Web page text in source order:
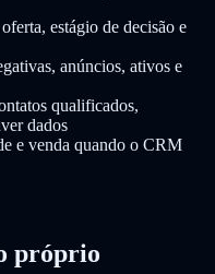
estágio de decisão e
anúncios, ativos e
qualificados,
dados
e venda quando o CRM
próprio